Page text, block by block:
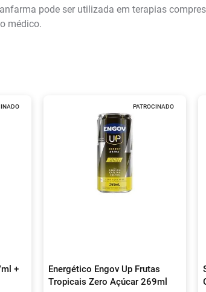
pode ser utilizada em terapias
médico.
+
PATROCINADO
Energético Engov Up Frutas
Tropicais Zero Açúcar 269ml